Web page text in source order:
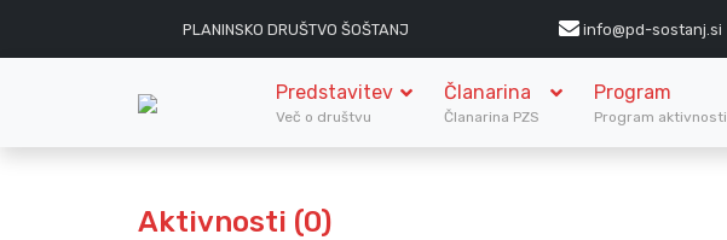
PLANINSKO DRUŠTVO ŠOŠTANJ info@pd-sostanj.si
Predstavitev
Več o društvu
Članarina
Članarina PZS
Program
Program aktivnosti
Aktivnosti (0)